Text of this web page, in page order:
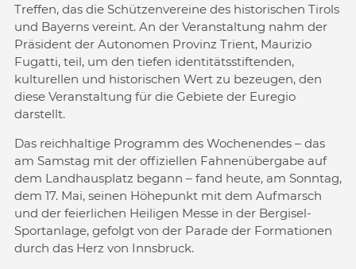
Treffen, das die Schützenvereine des historischen Tirols
und Bayerns vereint. An der Veranstaltung nahm der
Präsident der Autonomen Provinz Trient, Maurizio
Fugatti, teil, um den tiefen identitätsstiftenden,
kulturellen und historischen Wert zu bezeugen, den
diese Veranstaltung für die Gebiete der Euregio
darstellt.
Das reichhaltige Programm des Wochenendes – das
am Samstag mit der offiziellen Fahnenübergabe auf
dem Landhausplatz begann – fand heute, am Sonntag,
dem 17. Mai, seinen Höhepunkt mit dem Aufmarsch
und der feierlichen Heiligen Messe in der Bergisel-
Sportanlage, gefolgt von der Parade der Formationen
durch das Herz von Innsbruck.